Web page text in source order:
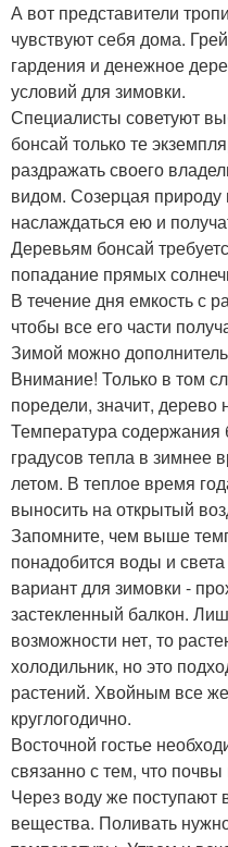
А вот представители
чувствуют себя дома.
гардения и денежное
условий для зимовки.
Специалисты советуют
бонсай только те
раздражать своего
видом. Созерцая
наслаждаться ею и
Деревьям бонсай
попадание прямых
В течение дня емкость с
чтобы все его части
Зимой можно
Внимание! Только в том
поредели, значит, дерево
Температура содержания
градусов тепла в зимнее
летом. В теплое время
выносить на открытый
Запомните, чем выше
понадобится воды и
вариант для зимовки -
застекленный балкон.
возможности нет, то
холодильник, но это
растений. Хвойным все
круглогодично.
Восточной гостье
связанно с тем, что
Через воду же
вещества. Поливать